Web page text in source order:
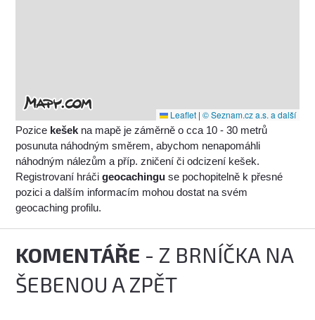
Leaflet | © Seznam.cz a.s. a další
Pozice kešek na mapě je záměrně o cca 10 - 30 metrů
posunuta náhodným směrem, abychom nenapomáhli
náhodným nálezům a příp. zničení či odcizení kešek.
Registrovaní hráčigeocachingu se pochopitelně k přesné
pozici a dalším informacím mohou dostat na svém
geocaching profilu.
KOMENTÁŘE - Z BRNÍČKA NA
ŠEBENOU A ZPĚT